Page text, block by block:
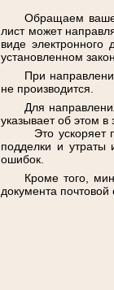
Обращаем ваше
лист может
виде электронного
установленном
При
не производится.
Для
указывает об этом
Это ускоряет
подделки и утраты
ошибок.
Кроме того,
документа почтовой